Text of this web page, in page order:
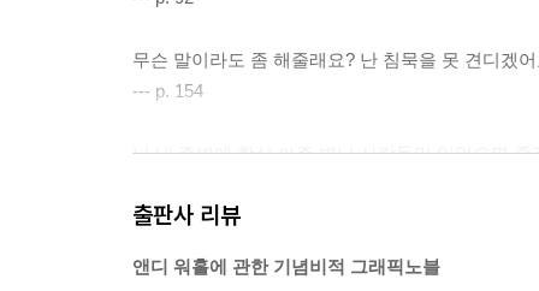
무슨 말이라도 좀 해줄래요? 난 침묵을 못 견디겠
--- p. 154
난 내 주변에 항상 아주 별난 사람들만 있었으면
해? 내 말은, 넌 내가 아는 가장 매력적인 여자라고,
출판사 리뷰
앤디 워홀에 관한 기념비적 그래픽노블